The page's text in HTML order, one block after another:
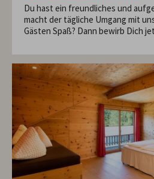
Du hast ein freundliches und
macht der tägliche Umgang mit
Gästen Spaß? Dann bewirb Dich